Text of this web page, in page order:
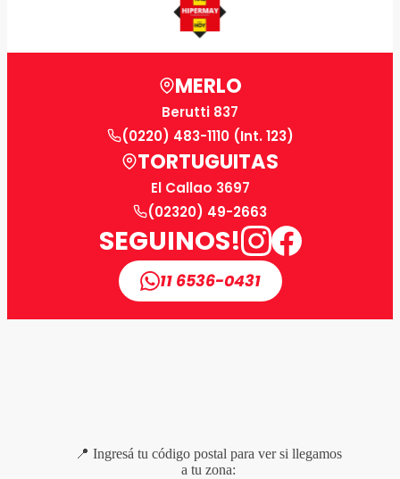
MERLO
Berutti 837
(0220) 483-1110 (Int. 123)
TORTUGUITAS
El Callao 3697
(02320) 49-2663
SEGUINOS!
11 6536-0431
📍 Ingresá tu código postal para ver si llegamos
a tu zona: